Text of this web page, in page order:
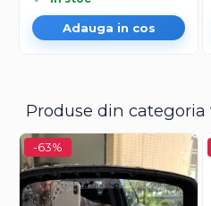
Adauga in cos
Produse din
-63%